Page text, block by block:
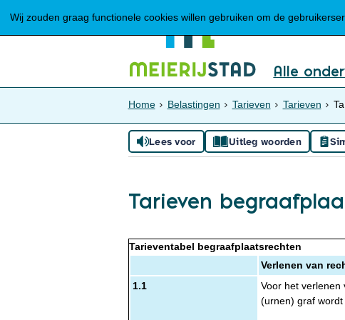
Wij zouden graag functionele cookies willen gebruiken om de
Alle
Home Belastingen Tarieven Tarieven
Lees voor Uitleg woorden
Tarieven
Verlenen van
Tarieventabel begraafplaatsrechten
1.1
Voor het verlenen
(urnen) graf wordt